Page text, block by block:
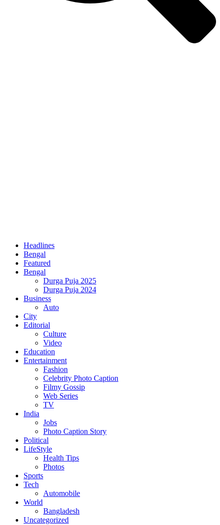
Headlines
Bengal
Featured
Bengal
Durga Puja 2025
Durga Puja 2024
Business
Auto
City
Editorial
Culture
Video
Education
Entertainment
Fashion
Celebrity Photo Caption
Filmy Gossip
Web Series
TV
India
Jobs
Photo Caption Story
Political
LifeStyle
Health Tips
Photos
Sports
Tech
Automobile
World
Bangladesh
Uncategorized